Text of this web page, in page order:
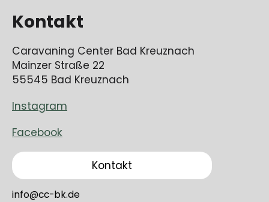
Kontakt
Caravaning Center Bad Kreuznach
Mainzer Straße 22
55545 Bad Kreuznach
Instagram
Facebook
Kontakt
info@cc-bk.de